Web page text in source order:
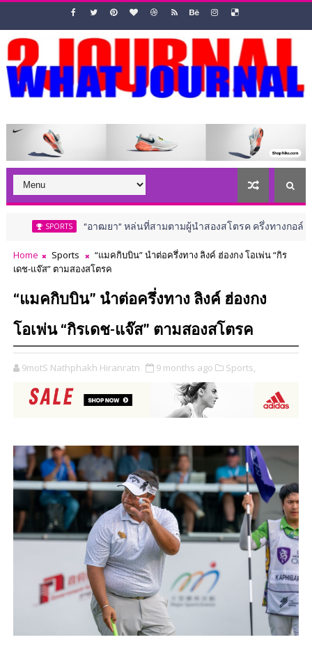
“อาฒยา” หล่นที่สามตามผู้นำสองสโตรค ครึ่งทางกอล์ฟ เอไอจี วีเ
Home Sports
“แมคกิบบิน” นำต่อครึ่งทาง ลิงค์ ฮ่องกง โอเพ่น “กิร
เดช-แจ๊ส” ตามสองสโตรค
“แมคกิบบิน” นำต่อครึ่งทาง ลิงค์ ฮ่องกง
โอเพ่น “กิรเดช-แจ๊ส” ตามสองสโตรค
9motS Nathphakh Hiranratn 9 months ago Sports,